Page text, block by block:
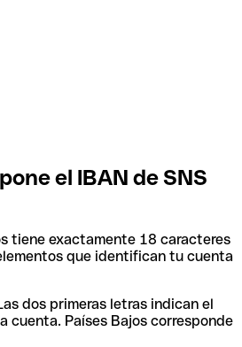
el IBAN de SNS
tiene exactamente 18 caracteres
que identifican tu cuenta
dos primeras letras indican el
cuenta. Países Bajos corresponde